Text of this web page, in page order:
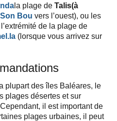
la plage de Talis(à
Son Bou vers l’ouest), ou les
de la plage de
(lorsque vous arrivez sur
plupart des îles Baléares, le
plages désertes et sur
il est important de
plages urbaines, il peut